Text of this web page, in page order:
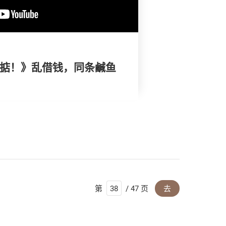
！》乱借钱，同条鹹鱼
第 / 47 页 去